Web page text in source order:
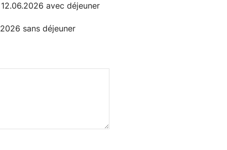
avec déjeuner
sans déjeuner